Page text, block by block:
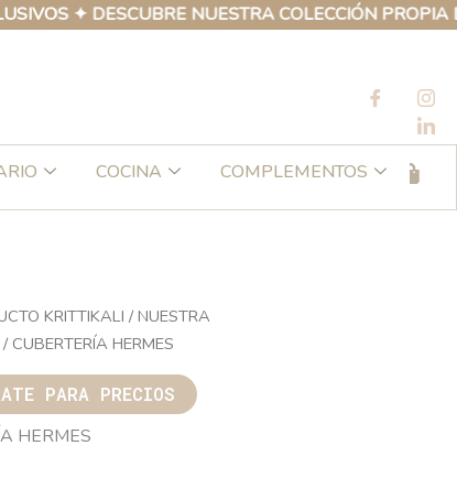
✦ DESCUBRE NUESTRA COLECCIÓN PROPIA DE
COCINA
COMPLEMENTOS
KRITTIKALI / NUESTRA
/ CUBERTERÍA HERMES
PARA PRECIOS
HERMES